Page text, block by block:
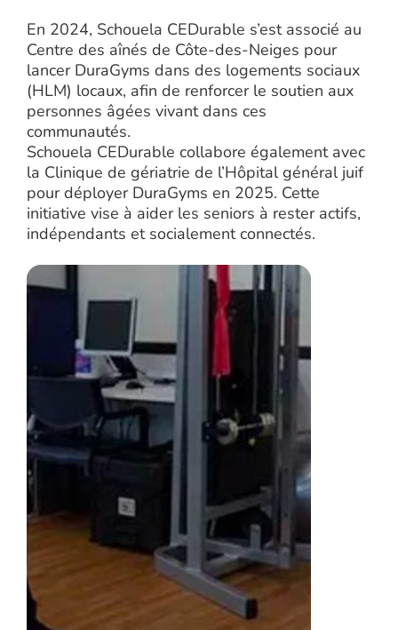
En 2024, Schouela CEDurable s’est associé au
Centre des aînés de Côte-des-Neiges pour
lancer DuraGyms dans des logements sociaux
(HLM) locaux, afin de renforcer le soutien aux
personnes âgées vivant dans ces
communautés.
Schouela CEDurable collabore également avec
la Clinique de gériatrie de l’Hôpital général juif
pour déployer DuraGyms en 2025. Cette
initiative vise à aider les seniors à rester actifs,
indépendants et socialement connectés.